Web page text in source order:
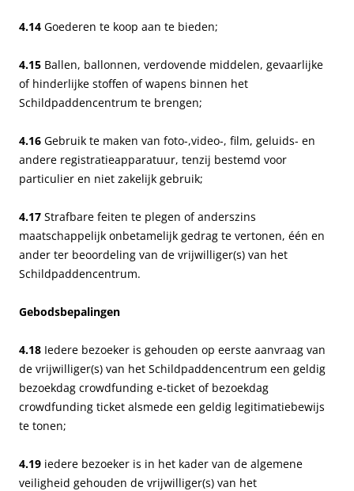
4.14 Goederen te koop aan te bieden;
4.15 Ballen, ballonnen, verdovende middelen, gevaarlijke
of hinderlijke stoffen of wapens binnen het
Schildpaddencentrum te brengen;
4.16 Gebruik te maken van foto-,video-, film, geluids- en
andere registratieapparatuur, tenzij bestemd voor
particulier en niet zakelijk gebruik;
4.17 Strafbare feiten te plegen of anderszins
maatschappelijk onbetamelijk gedrag te vertonen, één en
ander ter beoordeling van de vrijwilliger(s) van het
Schildpaddencentrum.
Gebodsbepalingen
4.18 Iedere bezoeker is gehouden op eerste aanvraag van
de vrijwilliger(s) van het Schildpaddencentrum een geldig
bezoekdag crowdfunding e-ticket of bezoekdag
crowdfunding ticket alsmede een geldig legitimatiebewijs
te tonen;
4.19 iedere bezoeker is in het kader van de algemene
veiligheid gehouden de vrijwilliger(s) van het